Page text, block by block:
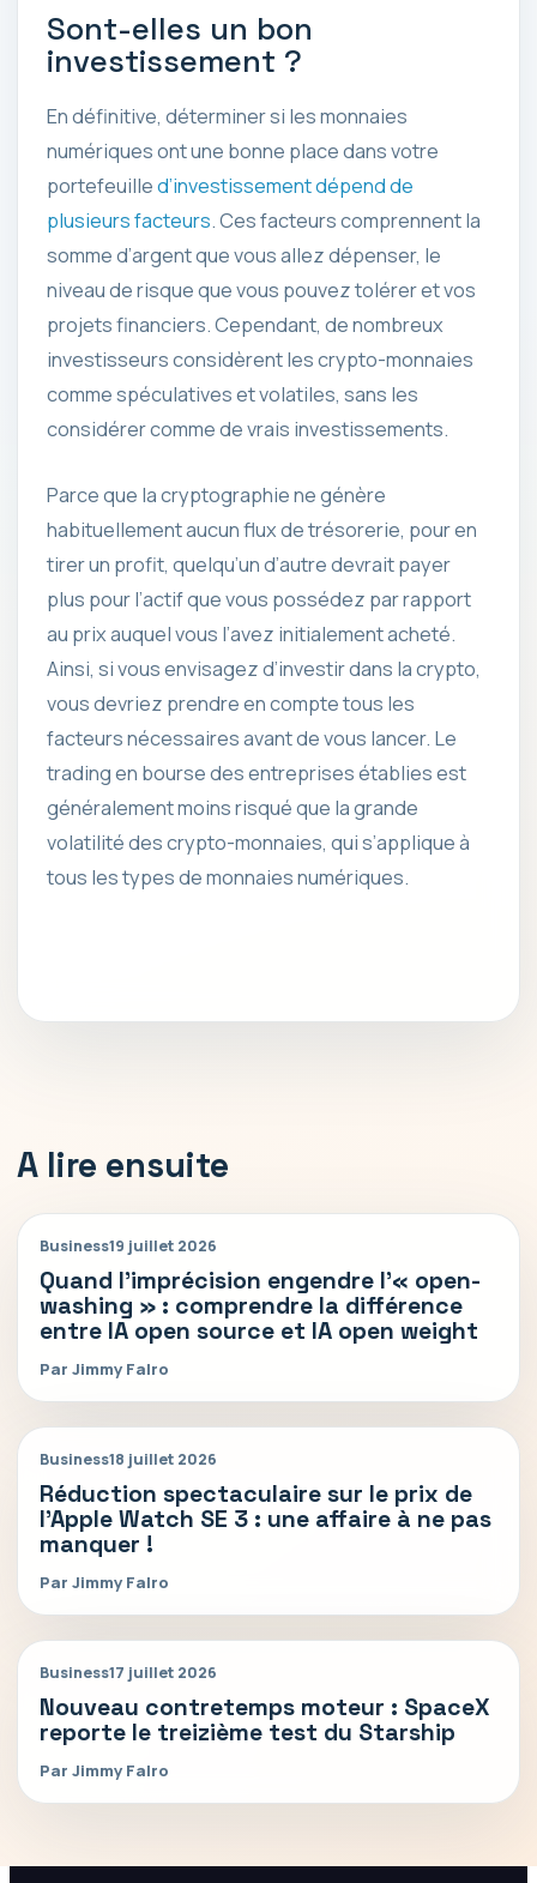
Sont-elles un bon
investissement ?
En définitive, déterminer si les monnaies
numériques ont une bonne place dans votre
portefeuilled’investissement dépend de
plusieurs facteurs. Ces facteurs comprennent la
somme d’argent que vous allez dépenser, le
niveau de risque que vous pouvez tolérer et vos
projets financiers. Cependant, de nombreux
investisseurs considèrent les crypto-monnaies
comme spéculatives et volatiles, sans les
considérer comme de vrais investissements.
Parce que la cryptographie ne génère
habituellement aucun flux de trésorerie, pour en
tirer un profit, quelqu’un d’autre devrait payer
plus pour l’actif que vous possédez par rapport
au prix auquel vous l’avez initialement acheté.
Ainsi, si vous envisagez d’investir dans la crypto,
vous devriez prendre en compte tous les
facteurs nécessaires avant de vous lancer. Le
trading en bourse des entreprises établies est
généralement moins risqué que la grande
volatilité des crypto-monnaies, qui s’applique à
tous les types de monnaies numériques.
A lire ensuite
Business19 juillet 2026
Quand l’imprécision engendre l’« open-
washing » : comprendre la différence
entre IA open source et IA open weight
Par Jimmy Falro
Business18 juillet 2026
Réduction spectaculaire sur le prix de
l’Apple Watch SE 3 : une affaire à ne pas
manquer !
Par Jimmy Falro
Business17 juillet 2026
Nouveau contretemps moteur : SpaceX
reporte le treizième test du Starship
Par Jimmy Falro